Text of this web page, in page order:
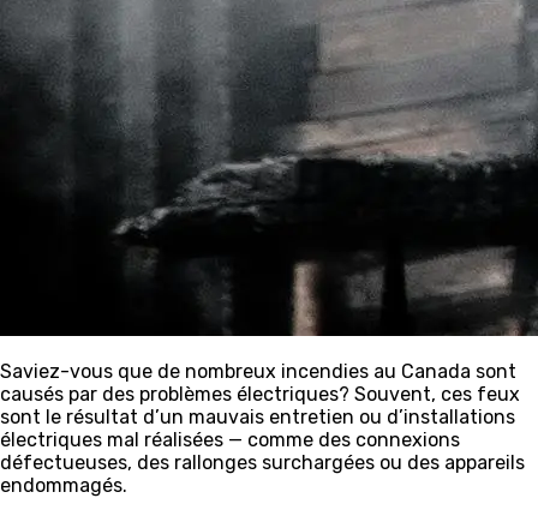
Saviez-vous que de nombreux incendies au Canada sont
causés par des problèmes électriques? Souvent, ces feux
sont le résultat d’un mauvais entretien ou d’installations
électriques mal réalisées — comme des connexions
défectueuses, des rallonges surchargées ou des appareils
endommagés.